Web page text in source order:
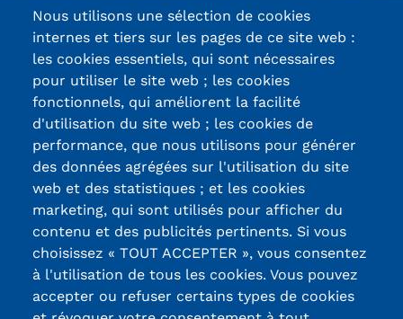
(spam) automatisées.
13, Rue Ernest
Thierry-Mieg
90010 BELFORT
Cedex
Certifications /
Labels qualité
Nous utilisons une sélection de cookies
internes et tiers sur les pages de ce site web :
les cookies essentiels, qui sont nécessaires
pour utiliser le site web ; les cookies
fonctionnels, qui améliorent la facilité
d'utilisation du site web ; les cookies de
performance, que nous utilisons pour générer
des données agrégées sur l'utilisation du site
web et des statistiques ; et les cookies
marketing, qui sont utilisés pour afficher du
contenu et des publicités pertinents. Si vous
choisissez « TOUT ACCEPTER », vous consentez
à l'utilisation de tous les cookies. Vous pouvez
accepter ou refuser certains types de cookies